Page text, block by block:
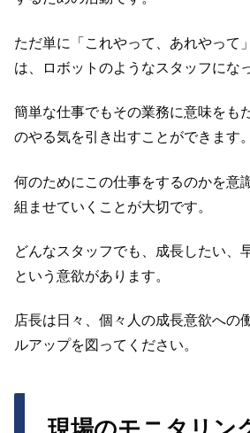
ただ単に「これやって、あれやって
は、ロボットのようなスタッフにな
簡単な仕事でもその業務に意味をも
のやる気を引き出すことができます。
何のためにこの仕事をするのかを意
組ませていくことが大切です。
どんなスタッフでも、成長したい、
という意欲があります。
店長は日々、個々人の成長意欲への
ルアップを図ってください。